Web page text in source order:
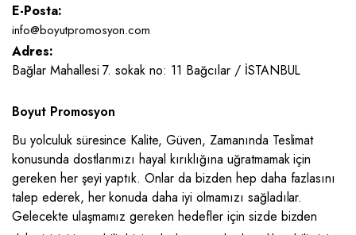
E-Posta:
info@boyutpromosyon.com
Adres:
Bağlar Mahallesi 7. sokak no: 11 Bağcılar / İSTANBUL
Boyut Promosyon
Bu yolculuk süresince Kalite, Güven, Zamanında Teslimat
konusunda dostlarımızı hayal kırıklığına uğratmamak için
gereken her şeyi yaptık. Onlar da bizden hep daha fazlasını
talep ederek, her konuda daha iyi olmamızı sağladılar.
Gelecekte ulaşmamız gereken hedefler için sizde bizden